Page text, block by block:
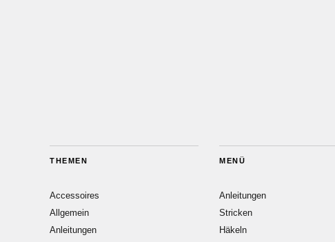
THEMEN
Accessoires
Allgemein
Anleitungen
MENÜ
Anleitungen
Stricken
Häkeln